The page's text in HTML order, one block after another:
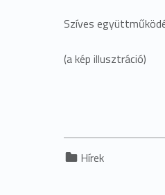
Szíves
(a kép illusztráció)
Categorized in:
Hírek